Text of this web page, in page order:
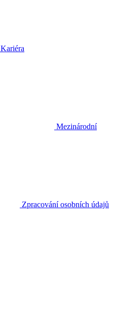
Kariéra
Mezinárodní
Zpracování osobních údajů